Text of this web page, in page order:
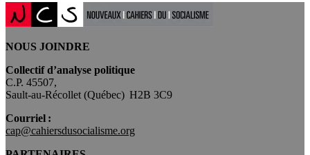
NOUS JOINDRE
Collectif d’analyse politique
C.P. 45507,
Sault-au-Récollet (Québec) H2B 3C9
Courriel :
cap@cahiersdusocialisme.org